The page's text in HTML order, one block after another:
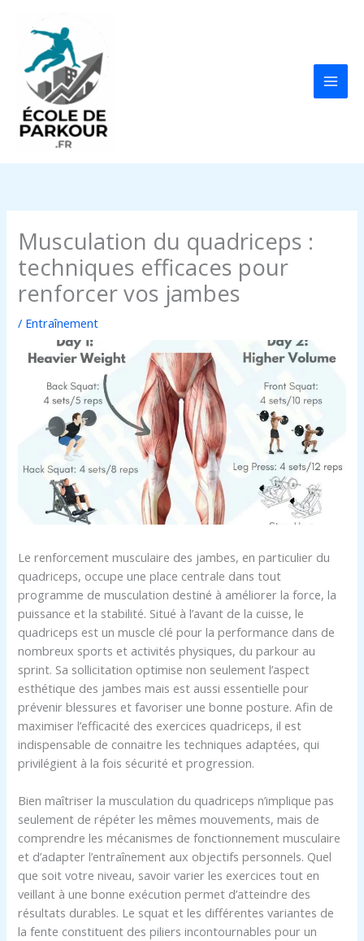
Musculation du quadriceps :
techniques efficaces pour
renforcer vos jambes
/ Entraînement
Le renforcement musculaire des jambes, en particulier du
quadriceps, occupe une place centrale dans tout
programme de musculation destiné à améliorer la force, la
puissance et la stabilité. Situé à l’avant de la cuisse, le
quadriceps est un muscle clé pour la performance dans de
nombreux sports et activités physiques, du parkour au
sprint. Sa sollicitation optimise non seulement l’aspect
esthétique des jambes mais est aussi essentielle pour
prévenir blessures et favoriser une bonne posture. Afin de
maximiser l’efficacité des exercices quadriceps, il est
indispensable de connaitre les techniques adaptées, qui
privilégient à la fois sécurité et progression.
Bien maîtriser la musculation du quadriceps n’implique pas
seulement de répéter les mêmes mouvements, mais de
comprendre les mécanismes de fonctionnement musculaire
et d’adapter l’entraînement aux objectifs personnels. Quel
que soit votre niveau, savoir varier les exercices tout en
veillant à une bonne exécution permet d’atteindre des
résultats durables. Le squat et les différentes variantes de
la fente constituent des piliers incontournables pour un